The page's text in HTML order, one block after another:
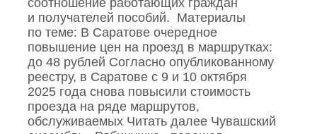
соотношение работающих граждан
и получателей пособий. Материалы
по теме: В Саратове очередное
повышение цен на проезд в маршрутках:
до 48 рублей Согласно опубликованному
реестру, в Саратове с 9 и 10 октября
2025 года снова повысили стоимость
проезда на ряде маршрутов,
обслуживаемых Читать далее Чувашский